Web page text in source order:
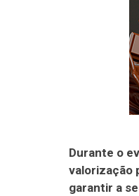
Durante o
valorização
garantir a